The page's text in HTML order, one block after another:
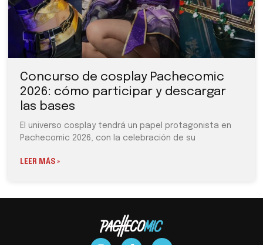
Concurso de cosplay Pachecomic
2026: cómo participar y descargar
las bases
El universo cosplay tendrá un papel protagonista en
Pachecomic 2026, con la celebración de su
LEER MÁS »